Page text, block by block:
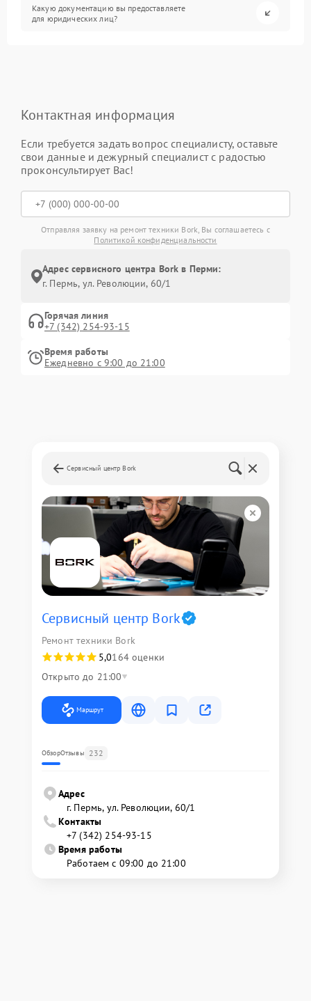
Какую документацию вы предоставляете
для юридических лиц?
Контактная информация
Если требуется задать вопрос специалисту, оставьте
свои данные и дежурный специалист с радостью
проконсультирует Вас!
Отправляя заявку на ремонт техники Bork, Вы соглашаетесь с
Политикой конфиденциальности
Адрес сервисного центра Bork в Перми:
г. Пермь, ул. ​Революции, 60/1
Горячая линия
+7 (342) 254-93-15
Время работы
Ежедневно с 9:00 до 21:00
Сервисный центр Bork
Сервисный центр Bork
Ремонт техники Bork
5,0164 оценки
Открыто до 21:00
Маршрут
ОбзорОтзывы 232
Адрес
г. Пермь, ул. ​Революции, 60/1
Контакты
+7 (342) 254-93-15
Время работы
Работаем с 09:00 до 21:00